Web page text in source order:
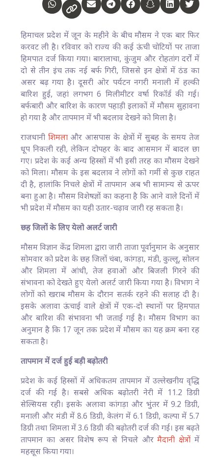
हिमाचल प्रदेश में जून के महीने के बीच मौसम ने एक बार फिर
करवट ली है। रविवार को राज्य की कई ऊंची चोटियों पर ताजा
हिमपात दर्ज किया गया। बारालाचा, कुंजुम और रोहतांग दर्रों में
दो से तीन इंच तक नई बर्फ गिरी, जिससे इन क्षेत्रों में ठंड का
असर बढ़ गया है। दूसरी ओर पर्यटन नगरी मनाली में हल्की
बारिश हुई, जहां लगभग 6 मिलीमीटर वर्षा रिकॉर्ड की गई।
बर्फबारी और बारिश के कारण पहाड़ी इलाकों में मौसम सुहावना
हो गया है और तापमान में भी बदलाव देखने को मिला है।
राजधानी शिमला और आसपास के क्षेत्रों में सुबह के समय तेज
धूप निकली रही, लेकिन दोपहर के बाद आसमान में बादल छा
गए। प्रदेश के कई अन्य हिस्सों में भी इसी तरह का मौसम देखने
को मिला। मौसम के इस बदलाव ने लोगों को गर्मी से कुछ राहत
दी है, हालांकि निचले क्षेत्रों में तापमान अब भी सामान्य से ऊपर
बना हुआ है। मौसम विशेषज्ञों का कहना है कि आने वाले दिनों में
भी प्रदेश में मौसम का यही उतार-चढ़ाव जारी रह सकता है।
छह जिलों के लिए येलो अलर्ट जारी
मौसम विज्ञान केंद्र शिमला द्वारा जारी ताजा पूर्वानुमान के अनुसार
सोमवार को प्रदेश के छह जिलों चंबा, कांगड़ा, मंडी, कुल्लू, सोलन
और शिमला में आंधी, तेज हवाओं और बिजली गिरने की
संभावना को देखते हुए येलो अलर्ट जारी किया गया है। विभाग ने
लोगों को खराब मौसम के दौरान सतर्क रहने की सलाह दी है।
इसके अलावा ऊंचाई वाले क्षेत्रों में एक-दो स्थानों पर हिमपात
और बारिश की संभावना भी जताई गई है। मौसम विभाग का
अनुमान है कि 17 जून तक प्रदेश में मौसम का यह क्रम बना रह
सकता है।
तापमान में दर्ज हुई बड़ी बढ़ोतरी
प्रदेश के कई हिस्सों में अधिकतम तापमान में उल्लेखनीय वृद्धि
दर्ज की गई है। सबसे अधिक बढ़ोतरी नेरी में 11.2 डिग्री
सेल्सियस रही। इसके अलावा कांगड़ा और भुंतर में 9.2 डिग्री,
मनाली और मंडी में 8.6 डिग्री, केलंग में 6.1 डिग्री, कल्पा में 5.7
डिग्री तथा शिमला में 3.6 डिग्री की बढ़ोतरी दर्ज की गई। इस बढ़ते
तापमान का असर विशेष रूप से निचले औरमैदानी क्षेत्रों में
महसूस किया गया।